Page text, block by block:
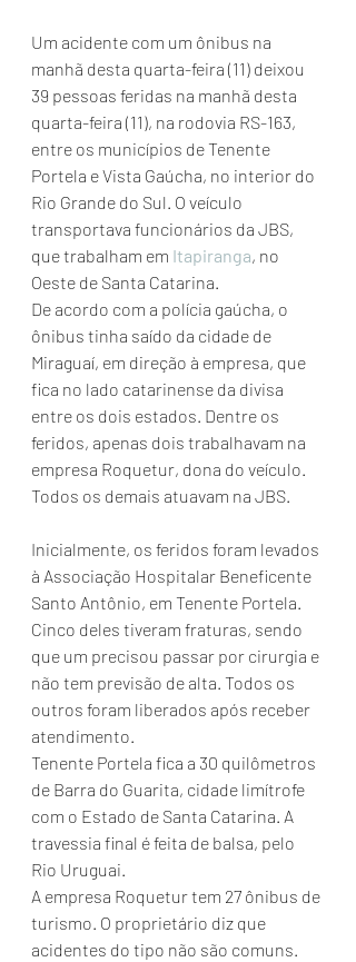
Um acidente com um ônibus na
manhã desta quarta-feira (11) deixou
39 pessoas feridas na manhã desta
quarta-feira (11), na rodovia RS-163,
entre os municípios de Tenente
Portela e Vista Gaúcha, no interior do
Rio Grande do Sul. O veículo
transportava funcionários da JBS,
que trabalham em Itapiranga, no
Oeste de Santa Catarina.
De acordo com a polícia gaúcha, o
ônibus tinha saído da cidade de
Miraguaí, em direção à empresa, que
fica no lado catarinense da divisa
entre os dois estados. Dentre os
feridos, apenas dois trabalhavam na
empresa Roquetur, dona do veículo.
Todos os demais atuavam na JBS.
Inicialmente, os feridos foram levados
à Associação Hospitalar Beneficente
Santo Antônio, em Tenente Portela.
Cinco deles tiveram fraturas, sendo
que um precisou passar por cirurgia e
não tem previsão de alta. Todos os
outros foram liberados após receber
atendimento.
Tenente Portela fica a 30 quilômetros
de Barra do Guarita, cidade limítrofe
com o Estado de Santa Catarina. A
travessia final é feita de balsa, pelo
Rio Uruguai.
A empresa Roquetur tem 27 ônibus de
turismo. O proprietário diz que
acidentes do tipo não são comuns.